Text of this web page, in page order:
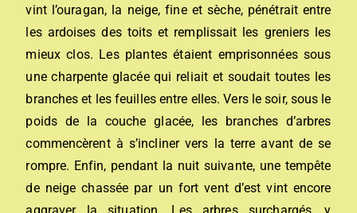
vint l’ouragan, la neige, fine et sèche, pénétrait entre
les ardoises des toits et remplissait les greniers les
mieux clos. Les plantes étaient emprisonnées sous
une charpente glacée qui reliait et soudait toutes les
branches et les feuilles entre elles. Vers le soir, sous le
poids de la couche glacée, les branches d’arbres
commencèrent à s’incliner vers la terre avant de se
rompre. Enfin, pendant la nuit suivante, une tempête
de neige chassée par un fort vent d’est vint encore